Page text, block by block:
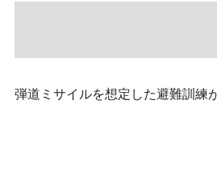
弾道ミサイルを想定した避難訓練